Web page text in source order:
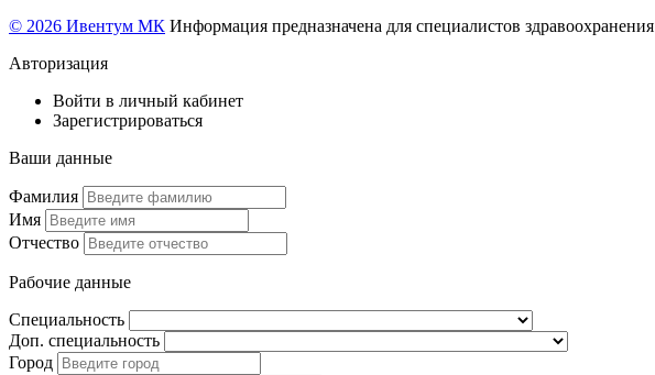
© 2026 Ивентум МК Информация предназначена для специалистов здравоохранения
Авторизация
Войти в личный кабинет
Зарегистрироваться
Ваши данные
Фамилия
Имя
Отчество
Рабочие данные
Специальность
Доп. специальность
Город